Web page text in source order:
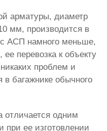
арматуры, диаметр
мм, производится в
АСП намного меньше,
перевозка к объекту
проблем и
багажнике обычного
отличается одним
ее изготовлении